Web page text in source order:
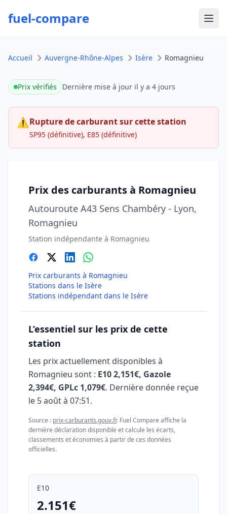
fuel-compare
Accueil Auvergne-Rhône-Alpes Isère Romagnieu
Prix vérifiés Dernière mise à jour il y a 4 jours
⚠Rupture de carburant sur cette station
SP95 (définitive), E85 (définitive)
Prix des carburants à Romagnieu
Autouroute A43 Sens Chambéry - Lyon,
Romagnieu
Station indépendante à Romagnieu
Prix carburants à Romagnieu
Stations dans le Isère
Stations indépendant dans le Isère
L’essentiel sur les prix de cette
station
Les prix actuellement disponibles à
Romagnieu sont : E10 2,151€, Gazole
2,394€, GPLc 1,079€. Dernière donnée reçue
le 5 août à 07:51.
Source : prix-carburants.gouv.fr. Fuel Compare affiche la
dernière déclaration disponible et calcule les écarts,
classements et économies à partir de ces données
officielles.
E10
2.151€